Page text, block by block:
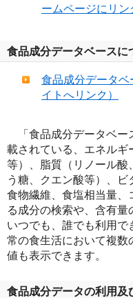
ームページにリン
食品成分データベースに
食品成分データ
イトへリンク）
「食品成分データベー
載されている、エネルギ
等）、脂質（リノール
う糖、クエン酸等）、ビ
食物繊維、食塩相当量、
る成分の検索や、含有量
いつでも、誰でも利用で
常の食生活において複数
値も表示できます。
食品成分データの利用及